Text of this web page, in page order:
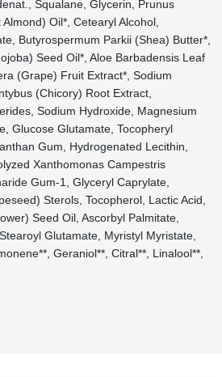
Squalane, Glycerin, Prunus
Oil*, Cetearyl Alcohol,
Butyrospermum Parkii (Shea) Butter*,
Seed Oil*, Aloe Barbadensis Leaf
(Grape) Fruit Extract*, Sodium
(Chicory) Root Extract,
Sodium Hydroxide, Magnesium
Glucose Glutamate, Tocopheryl
Gum, Hydrogenated Lecithin,
Xanthomonas Campestris
Gum-1, Glyceryl Caprylate,
Sterols, Tocopherol, Lactic Acid,
Seed Oil, Ascorbyl Palmitate,
Glutamate, Myristyl Myristate,
Geraniol**, Citral**, Linalool**,